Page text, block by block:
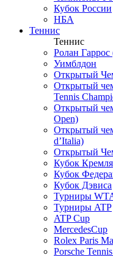
Кубок России
НБА
Теннис
Теннис
Ролан
Уимблдон
Открытый
Открытый
Tennis
Открытый
Open)
Открытый
d’Italia)
Открытый
Кубок Кремля
Кубок
Кубок Дэвиса
Турниры
Турниры ATP
ATP Cup
MercedesCup
Rolex Paris
Porsche